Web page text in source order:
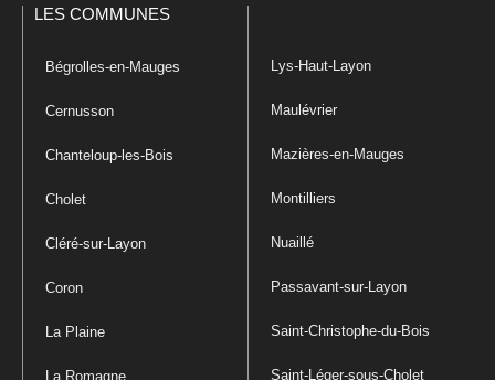
LES COMMUNES
Bégrolles-en-Mauges
Cernusson
Chanteloup-les-Bois
Cholet
Cléré-sur-Layon
Coron
La Plaine
La Romagne
Lys-Haut-Layon
Maulévrier
Mazières-en-Mauges
Montilliers
Nuaillé
Passavant-sur-Layon
Saint-Christophe-du-Bois
Saint-Léger-sous-Cholet